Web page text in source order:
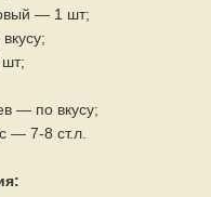
— 1 шт;
— по вкусу;
— 7-8 ст.л.